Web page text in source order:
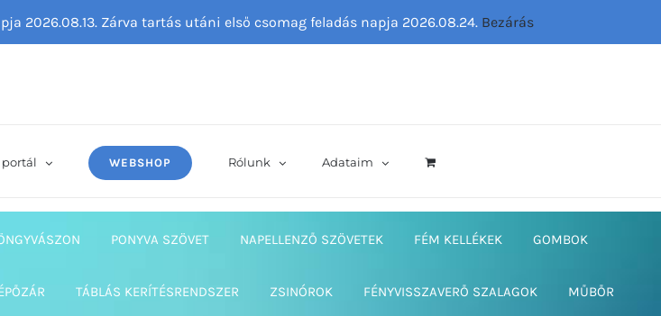
WEBSHOP Rólunk Adataim
PONYVA SZÖVET NAPELLENZŐ SZÖVETEK FÉM KELLÉKEK GOMBOK
TÁBLÁS KERÍTÉSRENDSZER ZSINÓROK FÉNYVISSZAVERŐ SZALAGOK MŰBŐR
2026.08.13. Zárva tartás utáni első csomag feladás napja 2026.08.24. Bezárás